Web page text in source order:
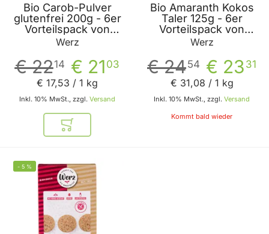
Bio Carob-Pulver
glutenfrei 200g - 6er
Vorteilspack von
Werz
Werz
€ 21 03
€ 2214
Inkl. 10% MwSt., zzgl. Versand
€ 17,53 / 1 kg
In den Warenkorb
Bio Amaranth Kokos
Taler 125g - 6er
Vorteilspack von
Werz
Werz
€ 23 31
€ 2454
Inkl. 10% MwSt., zzgl. Versand
€ 31,08 / 1 kg
Kommt bald wieder
- 5 %